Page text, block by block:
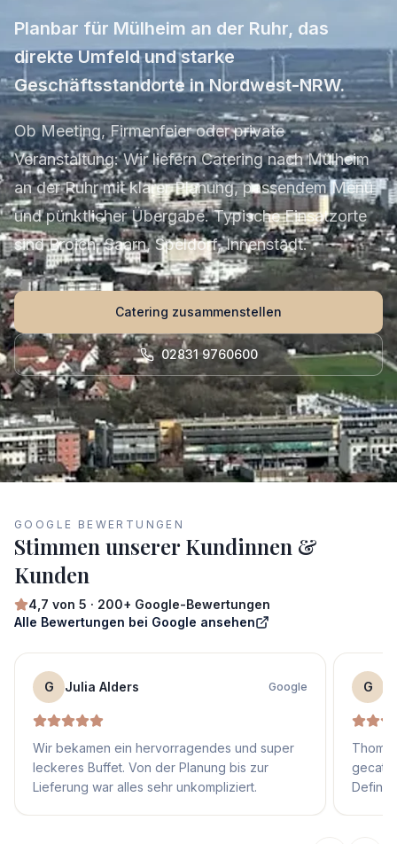
Planbar für Mülheim an der Ruhr, das
direkte Umfeld und starke
Geschäftsstandorte in Nordwest-NRW.
Ob Meeting, Firmenfeier oder private
Veranstaltung: Wir liefern Catering nach Mülheim
an der Ruhr mit klarer Planung, passendem Menü
und pünktlicher Übergabe. Typische Einsatzorte
sind Broich, Saarn, Speldorf, Innenstadt.
Catering zusammenstellen
02831 9760600
GOOGLE BEWERTUNGEN
Stimmen unserer Kundinnen &
Kunden
4,7 von 5 · 200+ Google-Bewertungen
Alle Bewertungen bei Google ansehen
G Julia Alders Google
Wir bekamen ein hervorragendes und super
leckeres Buffet. Von der Planung bis zur
Lieferung war alles sehr unkompliziert.
G